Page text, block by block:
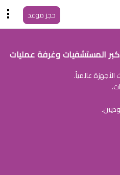
حجز موعد
المستشفيات وغرفة عمليات
عالمياً.